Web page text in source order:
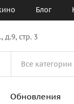
Блог
стр. 3
Обновления